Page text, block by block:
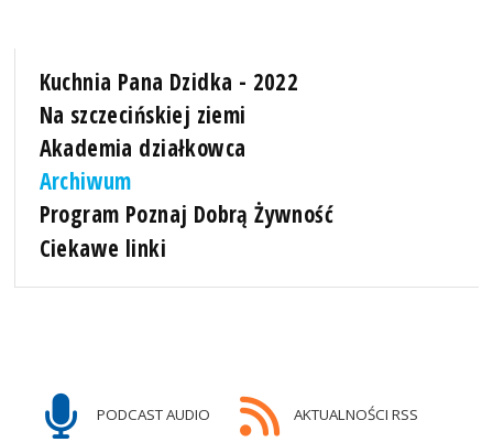
Kuchnia Pana Dzidka - 2022
Na szczecińskiej ziemi
Akademia działkowca
Archiwum
Program Poznaj Dobrą Żywność
Ciekawe linki
PODCAST AUDIO AKTUALNOŚCI RSS